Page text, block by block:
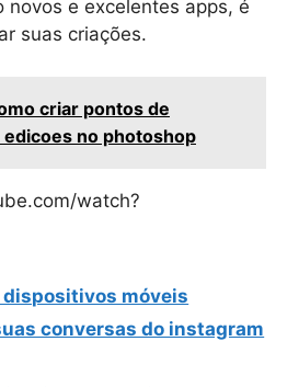
novos e excelentes apps, é
suas criações.
criar pontos de
no photoshop
watch?
móveis
conversas do instagram